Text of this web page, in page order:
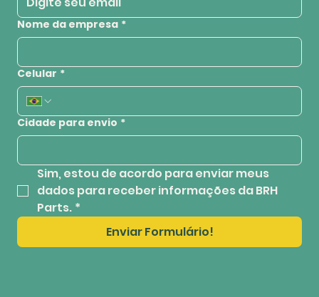
Nome da empresa *
Celular *
Cidade para envio *
Sim, estou de acordo para enviar meus
dados para receber informações da BRH
Parts. *
Enviar Formulário!